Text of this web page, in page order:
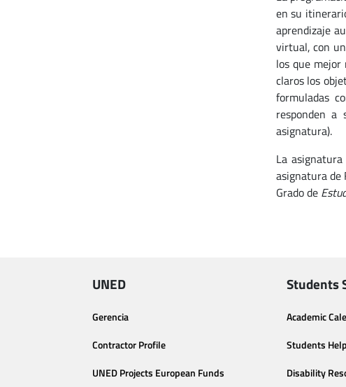
en su
aprendizaje
virtual, con
los que
claros los
formuladas
responden a
asignatura).
La
asignatura de
Grado de
UNED
Gerencia
Contractor Profile
UNED Projects European Funds
Students
Academic
Students
Disability